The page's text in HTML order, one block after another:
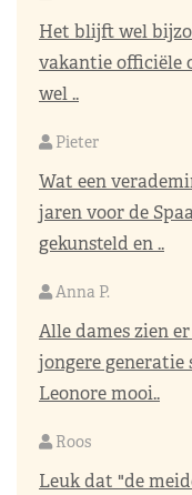
Het blijft wel
vakantie officiële
wel ..
Pieter
Wat een
jaren voor de
gekunsteld en ..
Anna P.
Alle dames zien
jongere generatie
Leonore mooi..
Roos
Leuk dat "de